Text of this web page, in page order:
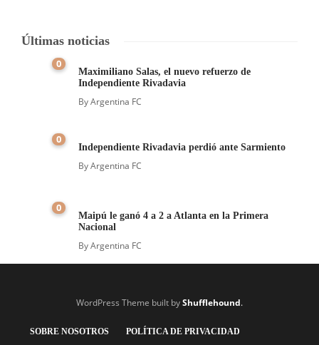
Últimas noticias
0
Maximiliano Salas, el nuevo refuerzo de
Independiente Rivadavia
ByArgentina FC
0
Independiente Rivadavia perdió ante Sarmiento
ByArgentina FC
0
Maipú le ganó 4 a 2 a Atlanta en la Primera
Nacional
ByArgentina FC
WordPress Theme built byShufflehound.
SOBRE NOSOTROS POLÍTICA DE PRIVACIDAD